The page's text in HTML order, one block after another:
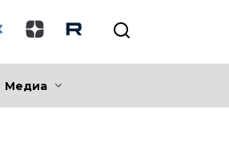
Медиа